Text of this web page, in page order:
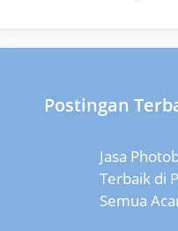
Postingan
Jasa
Terbaik di
Semua